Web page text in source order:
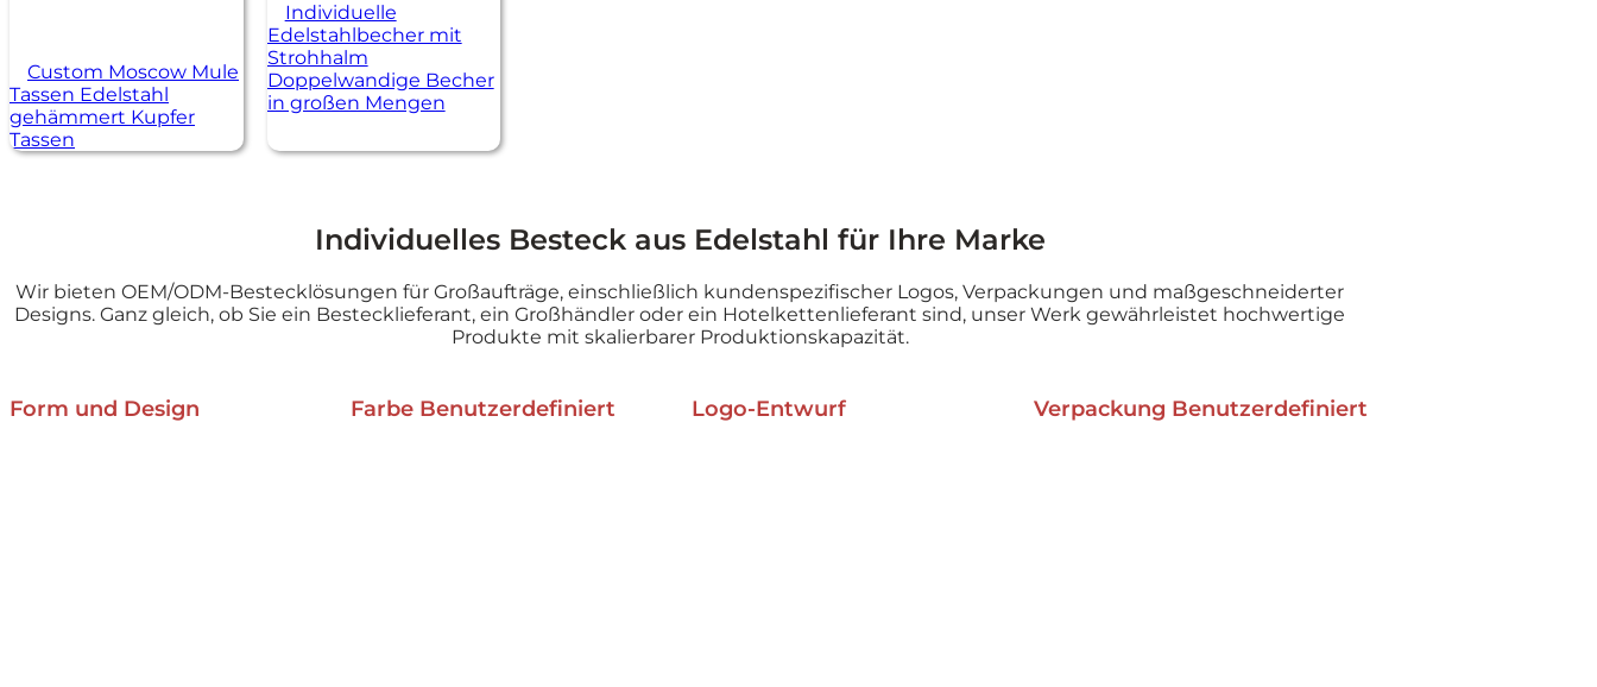
Custom Moscow Mule
Tassen Edelstahl
gehämmert Kupfer
Tassen
Individuelle
Edelstahlbecher mit
Strohhalm
Doppelwandige Becher
in großen Mengen
Individuelles Besteck aus Edelstahl für Ihre Marke
Wir bieten OEM/ODM-Bestecklösungen für Großaufträge, einschließlich kundenspezifischer Logos, Verpackungen und maßgeschneiderter
Designs. Ganz gleich, ob Sie ein Bestecklieferant, ein Großhändler oder ein Hotelkettenlieferant sind, unser Werk gewährleistet hochwertige
Produkte mit skalierbarer Produktionskapazität.
Form und Design Farbe Benutzerdefiniert Logo-Entwurf Verpackung Benutzerdefiniert